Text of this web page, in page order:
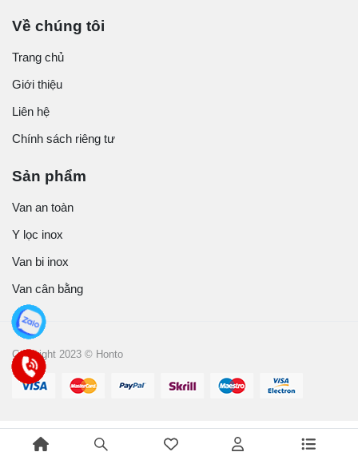
Về chúng tôi
Trang chủ
Giới thiệu
Liên hệ
Chính sách riêng tư
Sản phẩm
Van an toàn
Y lọc inox
Van bi inox
Van cân bằng
Copyright 2023 © Honto